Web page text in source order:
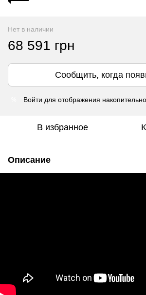
Нет в наличии
68 591 грн
Сообщить, когда
Войти для отображения
В избранное
Описание